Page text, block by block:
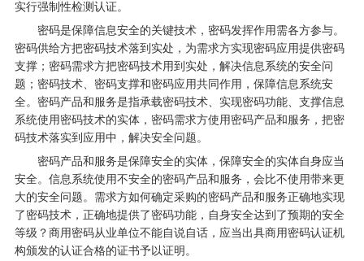
实行强制性检测认证。
密码是保障信息安全的关键技术，密码发挥作用需各方参与。
密码供给方把密码技术落到实处，为需求方实现密码应用提供密码
支撑；密码需求方把密码技术用到实处，解决信息系统的安全问
题；密码技术、密码支撑和密码应用共同作用，保障信息系统安
全。密码产品和服务是指承载密码技术、实现密码功能、支撑信息
系统使用密码技术的实体，密码需求方使用密码产品和服务，把密
码技术落实到应用中，解决安全问题。
密码产品和服务是保障安全的实体，保障安全的实体自身应当
安全。信息系统使用不安全的密码产品和服务，会比不使用带来更
大的安全问题。需求方如何确定采购的密码产品和服务正确地实现
了密码技术，正确地提供了密码功能，自身安全达到了预期的安全
等级？商用密码从业单位不能自说自话，应当出具商用密码认证机
构颁发的认证合格的证书予以证明。